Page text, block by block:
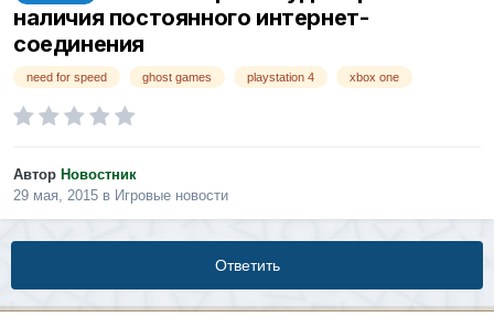
наличия постоянного интернет-
соединения
need for speed ghost games playstation 4 xbox one
Автор Новостник
29 мая, 2015 в Игровые новости
Ответить